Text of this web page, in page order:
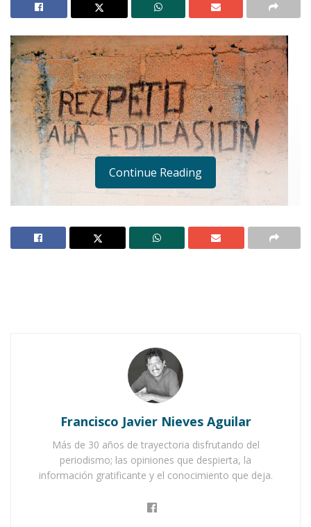
Buena tarde taurina en Ahuacatlán
Continue Reading
Francisco Javier Nieves Aguilar
Más de 30 años de trayectoria disfrutando del
periodismo; las opiniones que despierta, la
información gratificante y el conocimiento que deja.